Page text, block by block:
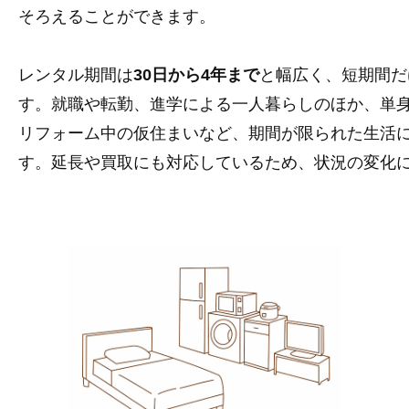
そろえることができます。
レンタル期間は30日から4年までと幅広く、短期間
す。就職や転勤、進学による一人暮らしのほか、単
リフォーム中の仮住まいなど、期間が限られた生活
す。延長や買取にも対応しているため、状況の変化